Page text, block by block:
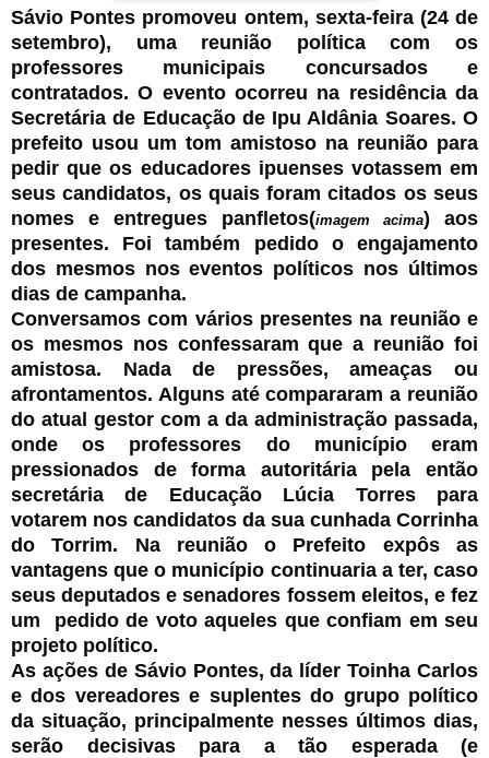
Sávio Pontes promoveu ontem, sexta-feira (24 de
setembro), uma reunião política com os
professores municipais concursados e
contratados. O evento ocorreu na residência da
Secretária de Educação de Ipu Aldânia Soares. O
prefeito usou um tom amistoso na reunião para
pedir que os educadores ipuenses votassem em
seus candidatos, os quais foram citados os seus
nomes e entregues panfletos(imagem acima) aos
presentes. Foi também pedido o engajamento
dos mesmos nos eventos políticos nos últimos
dias de campanha.
Conversamos com vários presentes na reunião e
os mesmos nos confessaram que a reunião foi
amistosa. Nada de pressões, ameaças ou
afrontamentos. Alguns até compararam a reunião
do atual gestor com a da administração passada,
onde os professores do município eram
pressionados de forma autoritária pela então
secretária de Educação Lúcia Torres para
votarem nos candidatos da sua cunhada Corrinha
do Torrim. Na reunião o Prefeito expôs as
vantagens que o município continuaria a ter, caso
seus deputados e senadores fossem eleitos, e fez
um pedido de voto aqueles que confiam em seu
projeto político.
As ações de Sávio Pontes, da líder Toinha Carlos
e dos vereadores e suplentes do grupo político
da situação, principalmente nesses últimos dias,
serão decisivas para a tão esperada (e